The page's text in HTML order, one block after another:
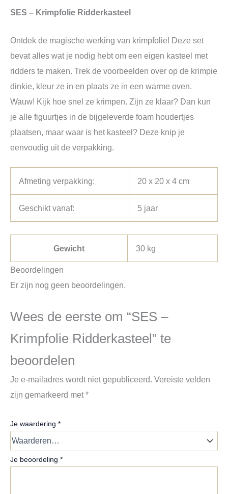
SES – Krimpfolie Ridderkasteel
Ontdek de magische werking van krimpfolie! Deze set
bevat alles wat je nodig hebt om een eigen kasteel met
ridders te maken. Trek de voorbeelden over op de krimpie
dinkie, kleur ze in en plaats ze in een warme oven.
Wauw! Kijk hoe snel ze krimpen. Zijn ze klaar? Dan kun
je alle figuurtjes in de bijgeleverde foam houdertjes
plaatsen, maar waar is het kasteel? Deze knip je
eenvoudig uit de verpakking.
Afmeting verpakking: 20 x 20 x 4 cm
Geschikt vanaf: 5 jaar
Gewicht 30 kg
Beoordelingen
Er zijn nog geen beoordelingen.
Wees de eerste om “SES –
Krimpfolie Ridderkasteel” te
beoordelen
Je e-mailadres wordt niet gepubliceerd. Vereiste velden
zijn gemarkeerd met*
Je waardering *
Je beoordeling *